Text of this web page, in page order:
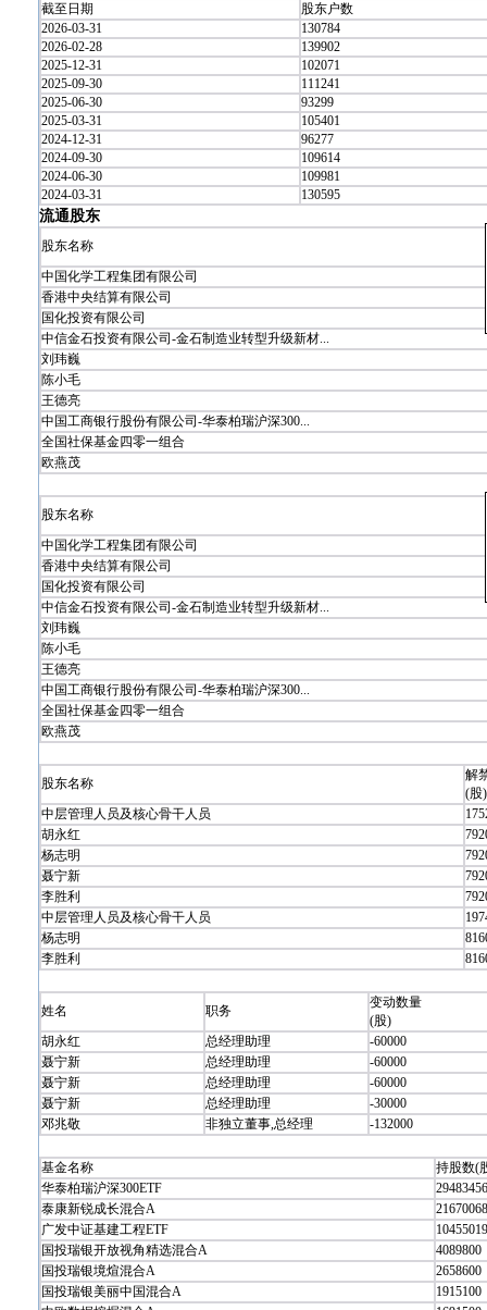
截至日期
股东户数
2026-03-31
130784
2026-02-28
139902
2025-12-31
102071
2025-09-30
111241
2025-06-30
93299
2025-03-31
105401
2024-12-31
96277
2024-09-30
109614
2024-06-30
109981
2024-03-31
130595
流通股东
股东名称
中国化学工程集团有限公司
香港中央结算有限公司
国化投资有限公司
中信金石投资有限公司-金石制造业转型升级新材...
刘玮巍
陈小毛
王德亮
中国工商银行股份有限公司-华泰柏瑞沪深300...
全国社保基金四零一组合
欧燕茂
股东名称
中国化学工程集团有限公司
香港中央结算有限公司
国化投资有限公司
中信金石投资有限公司-金石制造业转型升级新材...
刘玮巍
陈小毛
王德亮
中国工商银行股份有限公司-华泰柏瑞沪深300...
全国社保基金四零一组合
欧燕茂
股东名称
解
(股)
中层管理人员及核心骨干人员
胡永红
杨志明
聂宁新
李胜利
中层管理人员及核心骨干人员
杨志明
李胜利
姓名 职务
变动数量
(股)
胡永红
总经理助理
-60000
聂宁新
总经理助理
-60000
聂宁新
总经理助理
-60000
聂宁新
总经理助理
-30000
邓兆敬
非独立董事,总经理 -132000
基金名称
持股数(
华泰柏瑞沪深300ETF
29483456
泰康新锐成长混合A
21670068
广发中证基建工程ETF
10455019
国投瑞银开放视角精选混合A
4089800
国投瑞银境煊混合A
2658600
国投瑞银美丽中国混合A
1915100